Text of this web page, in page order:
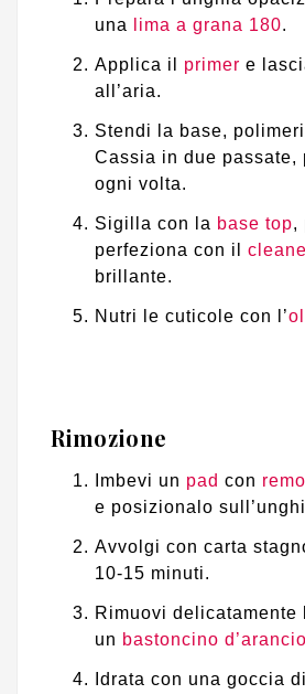
una
lima a grana 180.
Applica il primer e
all’aria.
Stendi la base,
Cassia in due passate,
ogni volta.
Sigilla con la base top,
perfeziona con il
brillante.
Nutri le cuticole con l’
Rimozione
Imbevi un pad con
e posizionalo
Avvolgi con carta
10-15 minuti.
Rimuovi delicatamente
un bastoncino d’arancio
Idrata con una goccia